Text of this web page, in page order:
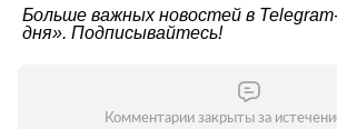
Больше важных новостей в
дня». Подписывайтесь!
Комментарии закрыты за